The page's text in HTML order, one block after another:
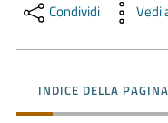
Digitale
Camera
Condividi Vedi
INDICE DELLA PAGINA